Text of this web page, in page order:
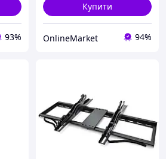
93%
Купити
OnlineMarket 94%